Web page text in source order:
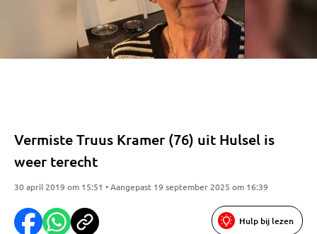
Vermiste Truus Kramer (76) uit Hulsel is
weer terecht
30 april 2019 om 15:51 • Aangepast 19 september 2025 om 16:39
Hulp bij lezen